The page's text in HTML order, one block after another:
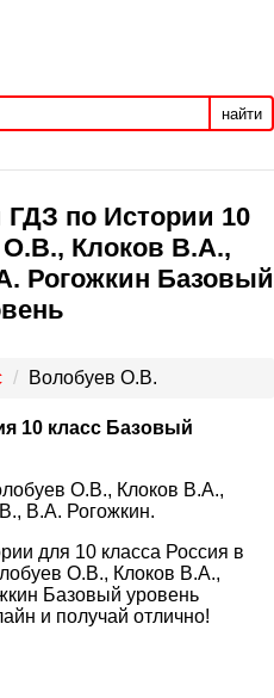
найти
по Истории 10
Клоков В.А.,
Рогожкин Базовый
Волобуев О.В.
10 класс Базовый
О.В., Клоков В.А.,
В.А. Рогожкин.
для 10 класса Россия в
О.В., Клоков В.А.,
Базовый уровень
и получай отлично!